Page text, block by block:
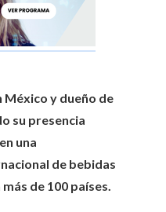
y dueño de
su presencia
una
de bebidas
de 100 países.